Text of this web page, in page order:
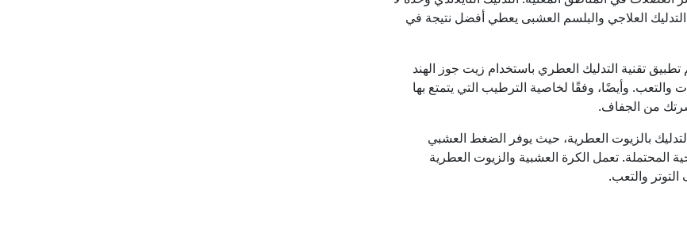
العلاجي والبلسم العشبى يعطي أفضل نتيجة في
تقنية التدليك العطري باستخدام زيت جوز الهند
والتعب. وأيضًا، وفقًا لخاصية الترطيب التي يتمتع بها
من الجفاف.
بالزيوت العطرية، حيث يوفر الضغط العشبي
المحتملة. تعمل الكرة العشبية والزيوت العطرية
والتعب.